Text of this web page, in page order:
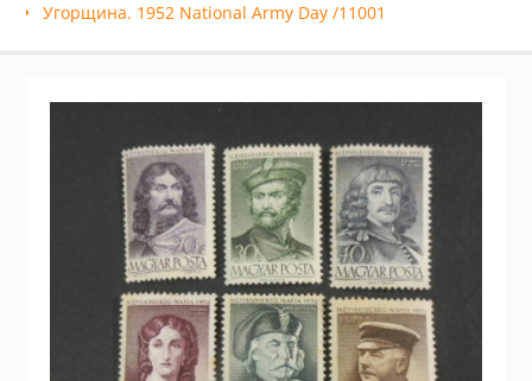
Угорщина. 1952 National Army Day /11001